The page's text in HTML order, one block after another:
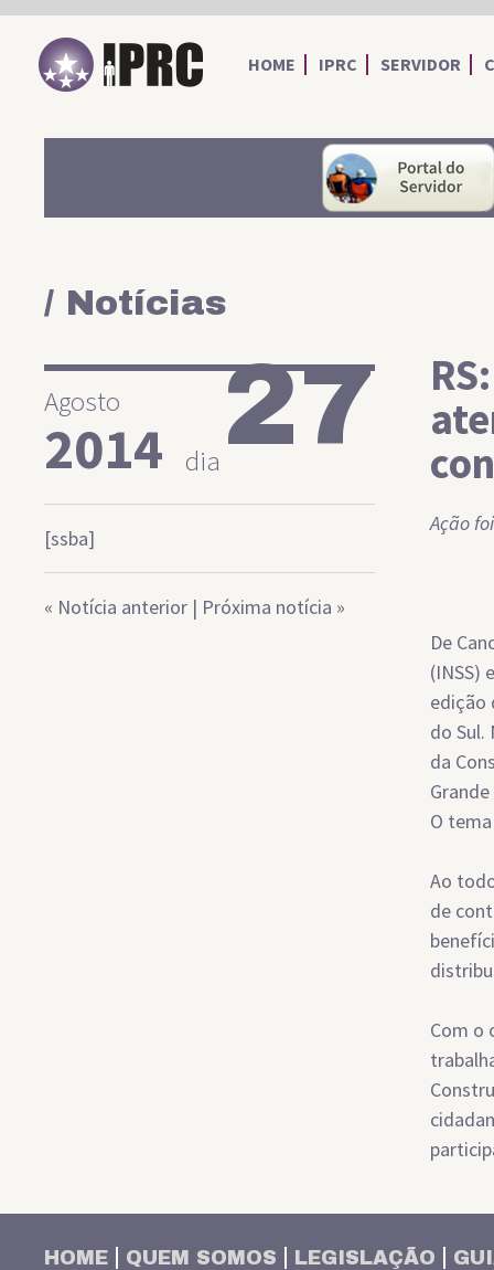
IPRC
HOME IPRC SERVIDOR
/ Notícias
Agosto
2014 dia27
[ssba]
« Notícia anterior | Próxima notícia »
Ação
De
(INSS)
edição
do
da
O
Ao
de
Com o
HOME QUEM SOMOS LEGISLAÇÃO